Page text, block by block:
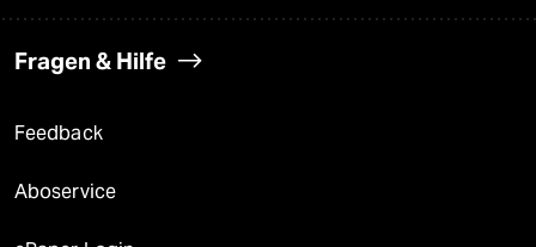
Fragen & Hilfe
Feedback
Aboservice